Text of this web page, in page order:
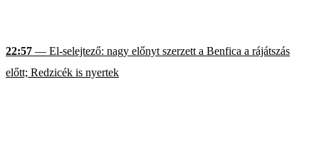
22:57 — El-selejtező: nagy előnyt szerzett a Benfica a rájátszás
előtt; Redzicék is nyertek